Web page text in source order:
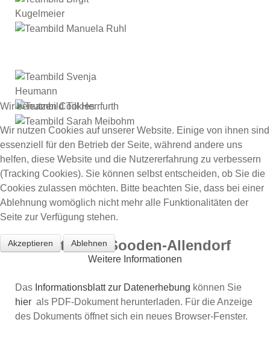
WebKita Bad Sooden-Allendorf
Das Informationsblatt zur Datenerhebung können Sie
hier als PDF-Dokument herunterladen. Für die Anzeige
des Dokuments öffnet sich ein neues Browser-Fenster.
Wir benutzen Cookies
Wir nutzen Cookies auf unserer Website. Einige von ihnen sind
essenziell für den Betrieb der Seite, während andere uns
helfen, diese Website und die Nutzererfahrung zu verbessern
(Tracking Cookies). Sie können selbst entscheiden, ob Sie die
Cookies zulassen möchten. Bitte beachten Sie, dass bei einer
Ablehnung womöglich nicht mehr alle Funktionalitäten der
Seite zur Verfügung stehen.
Akzeptieren Ablehnen
Weitere Informationen